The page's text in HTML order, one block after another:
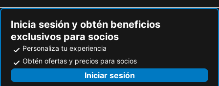
Finca Turistica Villa Martha
Hotel Campestre Casa Verde
Vaiolett Hotel Campestre
Hotel Embrujo Llanero
Inicia sesión y obtén beneficios
exclusivos para socios
Personaliza tu experiencia
Obtén ofertas y precios para socios
Iniciar sesión